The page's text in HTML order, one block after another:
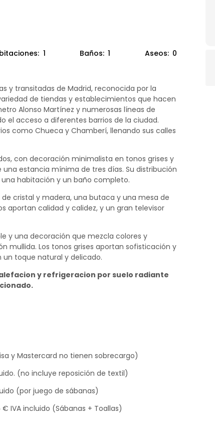
1 Baños: 1 Aseos: 0
y transitadas de Madrid, reconocida por la
de tiendas y establecimientos que hacen
Alonso Martínez y numerosas líneas de
el acceso a diferentes barrios de la ciudad.
como Chueca y Chamberí, llenando sus calles
con decoración minimalista en tonos grises y
estancia mínima de tres días. Su distribución
habitación y un baño completo.
cristal y madera, una butaca y una mesa de
aportan calidad y calidez, y un gran televisor
y una decoración que mezcla colores y
mullida. Los tonos grises aportan sofisticación y
toque natural y delicado.
y refrigeracion por suelo radiante
y Mastercard no tienen sobrecargo)
(no incluye reposición de textil)
(por juego de sábanas)
IVA incluido (Sábanas + Toallas)